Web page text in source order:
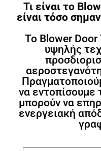
Τι είναι το
είναι τόσο
Το Blower Door
υψηλής
να εντοπίσουμε
μπορούν να
ενεργειακή